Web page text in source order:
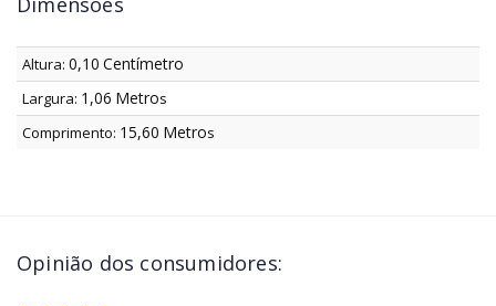
Altura: 0,10 Centímetro
Largura: 1,06 Metros
Comprimento: 15,60 Metros
Opinião dos consumidores: